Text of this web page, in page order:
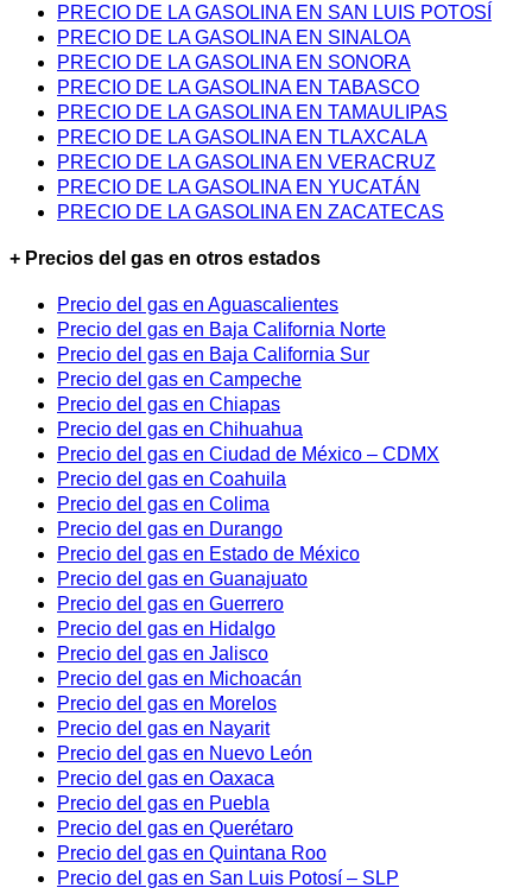
PRECIO DE LA GASOLINA EN SAN LUIS POTOSÍ
PRECIO DE LA GASOLINA EN SINALOA
PRECIO DE LA GASOLINA EN SONORA
PRECIO DE LA GASOLINA EN TABASCO
PRECIO DE LA GASOLINA EN TAMAULIPAS
PRECIO DE LA GASOLINA EN TLAXCALA
PRECIO DE LA GASOLINA EN VERACRUZ
PRECIO DE LA GASOLINA EN YUCATÁN
PRECIO DE LA GASOLINA EN ZACATECAS
+ Precios del gas en otros estados
Precio del gas en Aguascalientes
Precio del gas en Baja California Norte
Precio del gas en Baja California Sur
Precio del gas en Campeche
Precio del gas en Chiapas
Precio del gas en Chihuahua
Precio del gas en Ciudad de México – CDMX
Precio del gas en Coahuila
Precio del gas en Colima
Precio del gas en Durango
Precio del gas en Estado de México
Precio del gas en Guanajuato
Precio del gas en Guerrero
Precio del gas en Hidalgo
Precio del gas en Jalisco
Precio del gas en Michoacán
Precio del gas en Morelos
Precio del gas en Nayarit
Precio del gas en Nuevo León
Precio del gas en Oaxaca
Precio del gas en Puebla
Precio del gas en Querétaro
Precio del gas en Quintana Roo
Precio del gas en San Luis Potosí – SLP